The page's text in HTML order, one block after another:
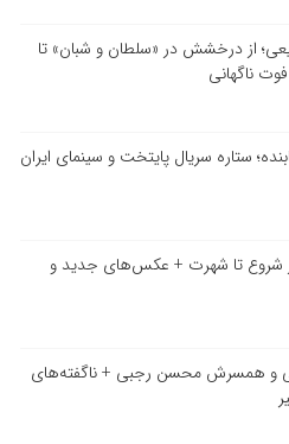
از درخشش در «سلطان و شبان» تا
ناگهانی
ستاره سریال پایتخت و سینمای ایران
از شروع تا شهرت + عکس‌های جدید و
و همسرش محسن رجبی + ناگفته‌های